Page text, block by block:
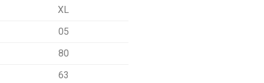
XL
05
80
63